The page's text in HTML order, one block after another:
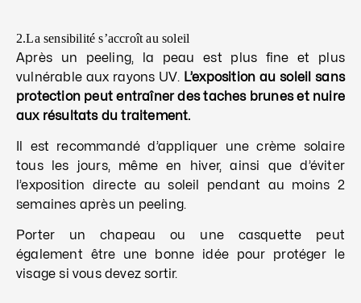
2.La sensibilité s’accroît au soleil
Après un peeling, la peau est plus fine et plus
vulnérable aux rayons UV. L’exposition au soleil sans
protection peut entraîner des taches brunes et nuire
aux résultats du traitement.
Il est recommandé d’appliquer une crème solaire
tous les jours, même en hiver, ainsi que d’éviter
l’exposition directe au soleil pendant au moins 2
semaines après un peeling.
Porter un chapeau ou une casquette peut
également être une bonne idée pour protéger le
visage si vous devez sortir.